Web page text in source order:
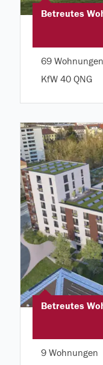
Betreutes
69 Wohnungen
KfW 40 QNG
Betreutes
9 Wohnungen